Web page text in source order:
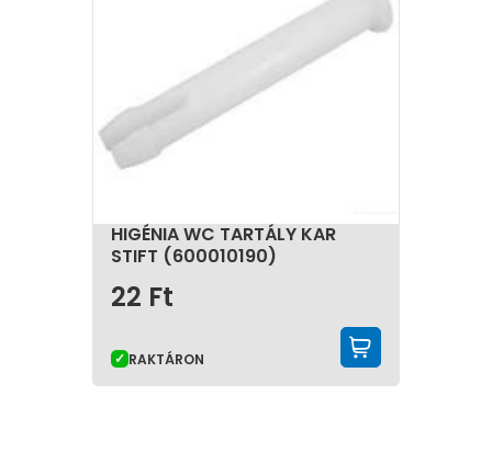
HIGÉNIA WC TARTÁLY KAR
STIFT (600010190)
22 Ft
RAKTÁRON